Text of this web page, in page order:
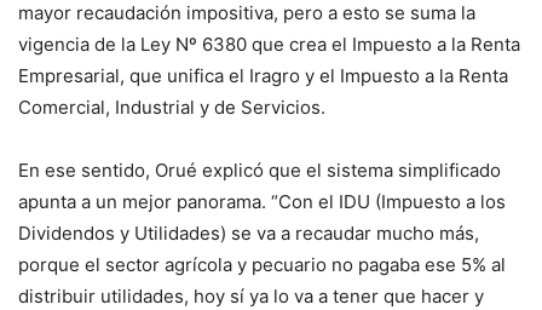
mayor recaudación impositiva, pero a esto se suma la
vigencia de la Ley Nº 6380 que crea el Impuesto a la Renta
Empresarial, que unifica el Iragro y el Impuesto a la Renta
Comercial, Industrial y de Servicios.
En ese sentido, Orué explicó que el sistema simplificado
apunta a un mejor panorama. “Con el IDU (Impuesto a los
Dividendos y Utilidades) se va a recaudar mucho más,
porque el sector agrícola y pecuario no pagaba ese 5% al
distribuir utilidades, hoy sí ya lo va a tener que hacer y